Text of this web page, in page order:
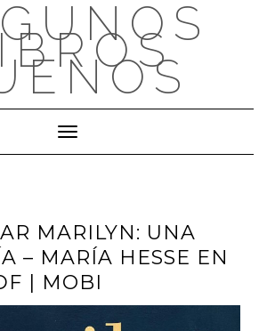
Cambiar modo de navegación
MARILYN: UNA
– MARÍA HESSE EN
| MOBI